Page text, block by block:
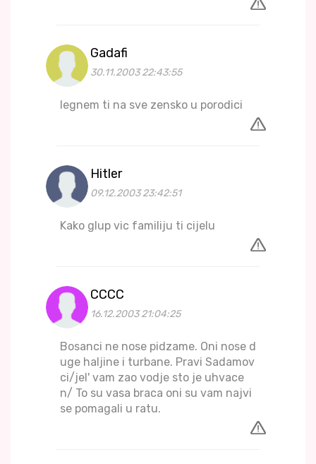
Gadafi
30.11.2003 22:43:55
legnem ti na sve zensko u porodici
Hitler
09.12.2003 23:42:51
Kako glup vic familiju ti cijelu
CCCC
16.12.2003 21:04:25
Bosanci ne nose pidzame. Oni nose d
uge haljine i turbane. Pravi Sadamov
ci/jel' vam zao vodje sto je uhvace
n/ To su vasa braca oni su vam najvi
se pomagali u ratu.